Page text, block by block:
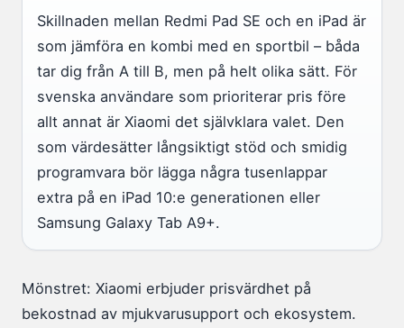
Skillnaden mellan Redmi Pad SE och en iPad är
som jämföra en kombi med en sportbil – båda
tar dig från A till B, men på helt olika sätt. För
svenska användare som prioriterar pris före
allt annat är Xiaomi det självklara valet. Den
som värdesätter långsiktigt stöd och smidig
programvara bör lägga några tusenlappar
extra på en iPad 10:e generationen eller
Samsung Galaxy Tab A9+.
Mönstret: Xiaomi erbjuder prisvärdhet på
bekostnad av mjukvarusupport och ekosystem.